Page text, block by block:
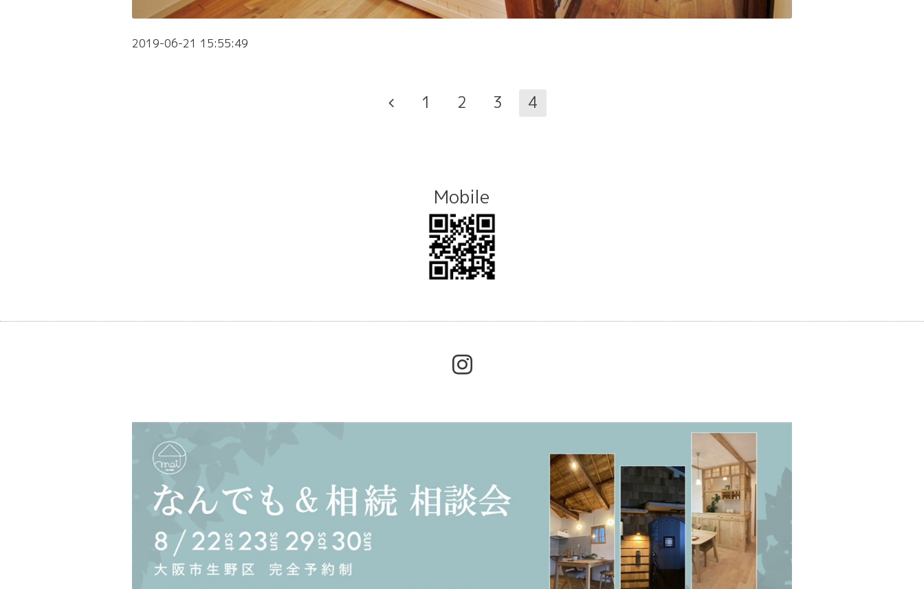
2019-06-21 15:55:49
1 2 3 4
Mobile